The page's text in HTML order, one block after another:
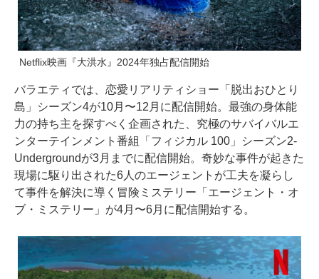
Netflix映画『大洪水』2024年独占配信開始
バラエティでは、恋愛リアリティショー「脱出おひとり
島」シーズン4が10月〜12月に配信開始。最強の身体能
力の持ち主を探すべく企画された、究極のサバイバルエ
ンターテインメント番組「フィジカル 100」シーズン2-
Undergroundが3月までに配信開始。奇妙な事件が起きた
現場に駆り出された6人のエージェントが工夫を凝らし
て事件を解決に導く冒険ミステリー「エージェント・オ
ブ・ミステリー」が4月〜6月に配信開始する。